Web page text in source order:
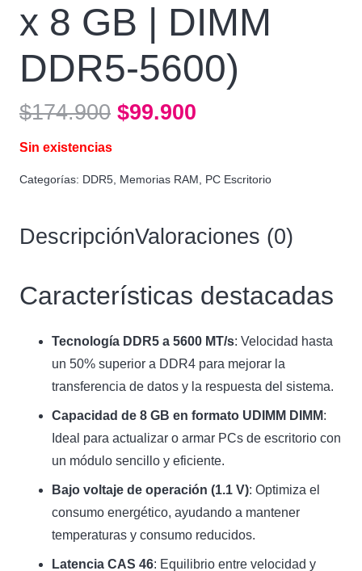
x 8 GB | DIMM
DDR5-5600)
$174.900 El
era:
$99.900
es:
Sin existencias
Categorías: DDR5, Memorias RAM, PC Escritorio
DescripciónValoraciones (0)
Características destacadas
Tecnología DDR5 a 5600 MT/s: Velocidad hasta
un 50% superior a DDR4 para mejorar la
transferencia de datos y la respuesta del sistema.
Capacidad de 8 GB en formato UDIMM DIMM:
Ideal para actualizar o armar PCs de escritorio con
un módulo sencillo y eficiente.
Bajo voltaje de operación (1.1 V): Optimiza el
consumo energético, ayudando a mantener
temperaturas y consumo reducidos.
Latencia CAS 46: Equilibrio entre velocidad y